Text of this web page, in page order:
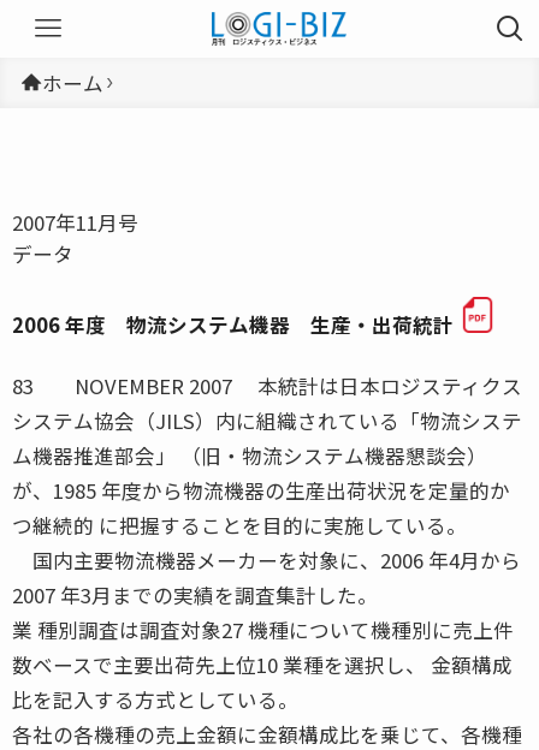
ホーム
2007年11月号
データ
2006 年度 物流システム機器 生産・出荷統計
83 NOVEMBER 2007 本統計は日本ロジスティクス
システム協会（JILS）内に組織されている「物流システ
ム機器推進部会」 （旧・物流システム機器懇談会）
が、1985 年度から物流機器の生産出荷状況を定量的か
つ継続的 に把握することを目的に実施している。
国内主要物流機器メーカーを対象に、2006 年4月から
2007 年3月までの実績を調査集計した。
業 種別調査は調査対象27 機種について機種別に売上件
数ベースで主要出荷先上位10 業種を選択し、 金額構成
比を記入する方式としている。
各社の各機種の売上金額に金額構成比を乗じて、各機種